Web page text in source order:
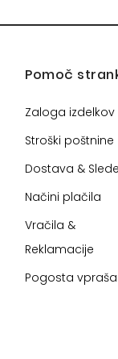
Pomoč
Zaloga izdelkov
Stroški poštnine
Dostava &
Načini plačila
Vračila &
Reklamacije
Pogosta